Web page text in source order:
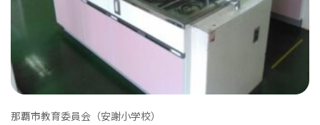
那覇市教育委員会（安謝小学校）